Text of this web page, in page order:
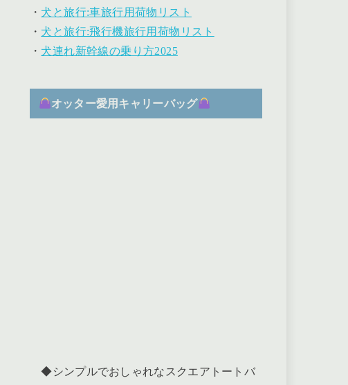
・ 犬と旅行:車旅行用荷物リスト
・ 犬と旅行:飛行機旅行用荷物リスト
・ 犬連れ新幹線の乗り方2025
オッター愛用キャリーバッグ
◆シンプルでおしゃれなスクエアトートバ